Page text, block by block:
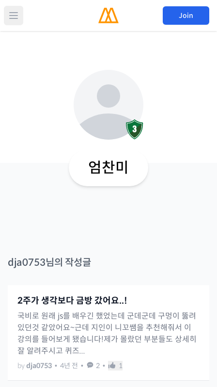
Join
엄찬미
dja0753님의 작성글
2주가 생각보다 금방 갔어요..!
국비로 원래 js를 배우긴 했었는데 군데군데 구멍이 뚫려
있던것 같았어요~근데 지인이 니꼬쌤을 추천해줘서 이
강의를 들어보게 됐습니다!제가 몰랐던 부분들도 상세히
잘 알려주시고 퀴즈...
bydja0753 • 4년 전 • 2 • 1